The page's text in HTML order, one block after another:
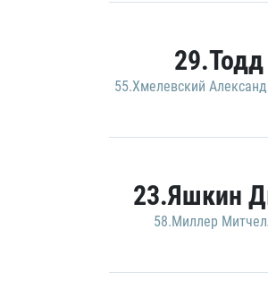
55.Хмелевский
23.Яшкин
58.Миллер